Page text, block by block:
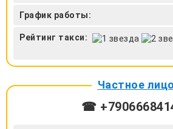
График работы:
Рейтинг такси:
Частное лицо
☎